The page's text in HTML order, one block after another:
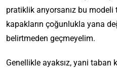
pratiklik arıyorsanız bu
kapakların çoğunlukla yana
belirtmeden geçmeyelim.
Genellikle ayaksız, yani taban